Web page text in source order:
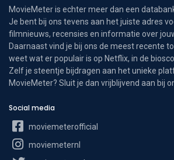
MovieMeter is echter meer dan een
Je bent bij ons tevens aan het juiste adres
filmnieuws, recensies en informatie over
Daarnaast vind je bij ons de meest recente
weet wat er populair is op Netflix, in de
Zelf je steentje bijdragen aan het unieke
MovieMeter? Sluit je dan vrijblijvend aan bij
Social media
moviemeterofficial
moviemeternl